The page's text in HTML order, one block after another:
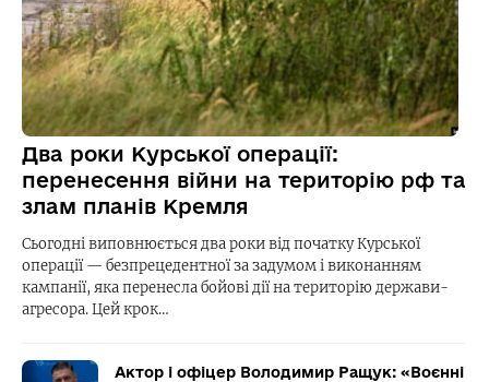
Два роки Курської операції:
перенесення війни на територію рф та
злам планів Кремля
Сьогодні виповнюється два роки від початку Курської
операції — безпрецедентної за задумом і виконанням
кампанії, яка перенесла бойові дії на територію держави-
агресора. Цей крок…
Актор і офіцер Володимир Ращук: «Воєнні